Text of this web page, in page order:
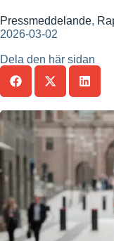
Pressmeddelande,
2026-03-02
Dela den här sidan